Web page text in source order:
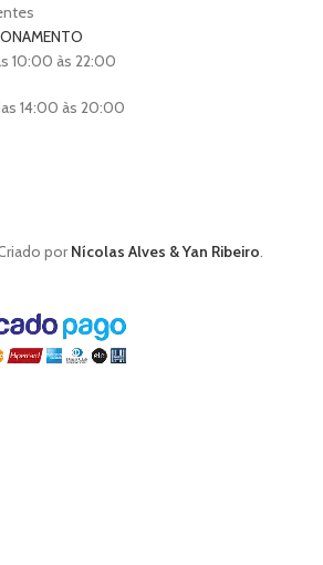
10:00 às 22:00
14:00 às 20:00
porNícolas Alves & Yan Ribeiro.